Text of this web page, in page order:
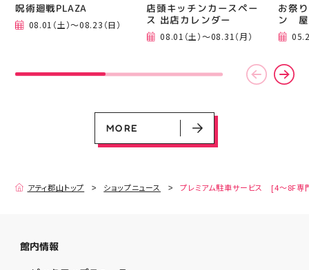
08.01（土）～08.23（日）
レンダー
評営業中！
車サービス
専門店対象]
呪術廻戦PLAZA
08.01（土）～08.23（日）
店頭キッチンカースペー
ス 出店カレンダー
08.01（土）～08.31（月）
お祭
ン 屋
MORE
アティ郡山トップ ショップニュース プレミアム駐車サービス [4～8F専
館内情報